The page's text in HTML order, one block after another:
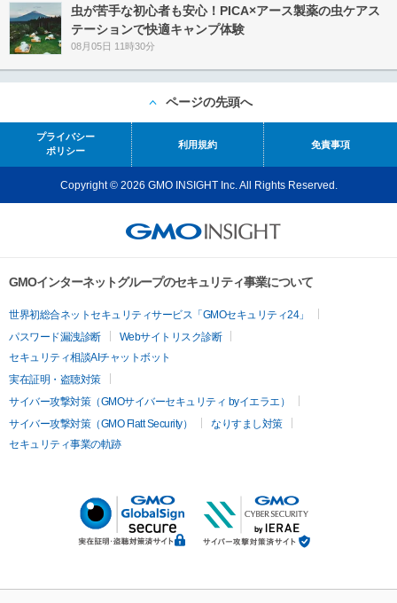
虫が苦手な初心者も安心！PICA×アース製薬の虫ケアス
テーションで快適キャンプ体験
08月05日 11時30分
ページの先頭へ
プライバシー
ポリシー
利用規約 免責事項
Copyright © 2026 GMO INSIGHT Inc. All Rights Reserved.
GMOインターネットグループのセキュリティ事業について
世界初総合ネットセキュリティサービス「GMOセキュリティ24」
パスワード漏洩診断
Webサイトリスク診断
セキュリティ相談AIチャットボット
実在証明・盗聴対策
サイバー攻撃対策（GMOサイバーセキュリティ byイエラエ）
サイバー攻撃対策（GMO Flatt Security）
なりすまし対策
セキュリティ事業の軌跡